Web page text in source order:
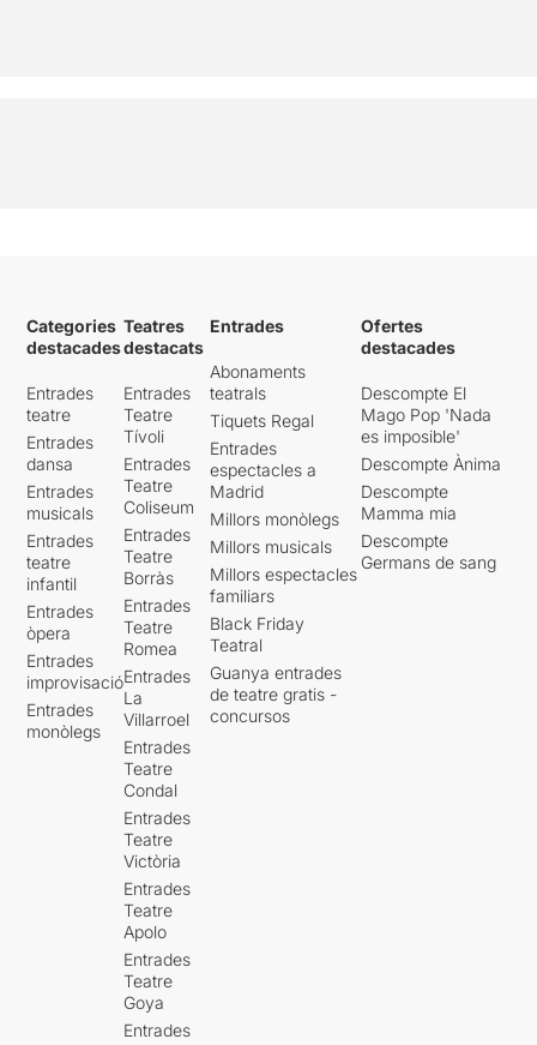
Categories
destacades
Entrades
teatre
Entrades
dansa
Entrades
musicals
Entrades
teatre
infantil
Entrades
òpera
Entrades
improvisació
Entrades
monòlegs
Teatres
destacats
Entrades
Teatre
Tívoli
Entrades
Teatre
Coliseum
Entrades
Teatre
Borràs
Entrades
Teatre
Romea
Entrades
La
Villarroel
Entrades
Teatre
Condal
Entrades
Teatre
Victòria
Entrades
Teatre
Apolo
Entrades
Teatre
Goya
Entrades
Entrades
Abonaments
teatrals
Tiquets Regal
Entrades
espectacles a
Madrid
Millors monòlegs
Millors musicals
Millors espectacles
familiars
Black Friday
Teatral
Guanya entrades
de teatre gratis -
concursos
Ofertes
destacades
Descompte El
Mago Pop 'Nada
es imposible'
Descompte Ànima
Descompte
Mamma mia
Descompte
Germans de sang